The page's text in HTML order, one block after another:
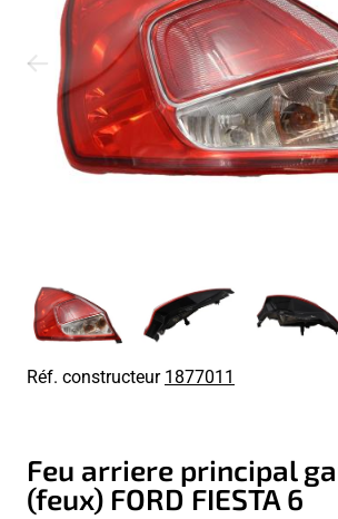
Réf. constructeur1877011
Feu arriere principal
(feux) FORD FIESTA 6